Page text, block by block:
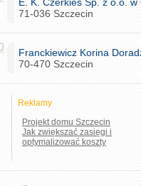
71-036 Szczecin
Franckiewicz Korina
70-470 Szczecin
Reklamy
Projekt domu Szczecin
Jak zwiększać zasięgi i
optymalizować koszty